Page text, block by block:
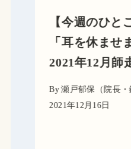
【今週のひと
「耳を休ませ
2021年12月師
By瀬戸郁保（院長・
2021年12月16日